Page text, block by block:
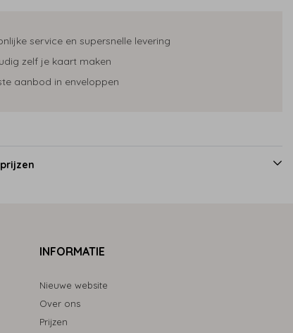
service en supersnelle levering
zelf je kaart maken
aanbod in enveloppen
INFORMATIE
Nieuwe website
Over ons
Prijzen